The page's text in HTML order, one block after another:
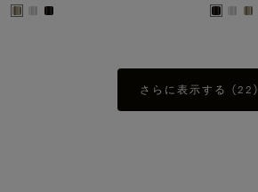
さらに表示する (22)